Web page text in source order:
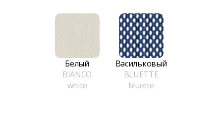
Белый
BIANCO
white
Васильковый
BLUETTE
bluette